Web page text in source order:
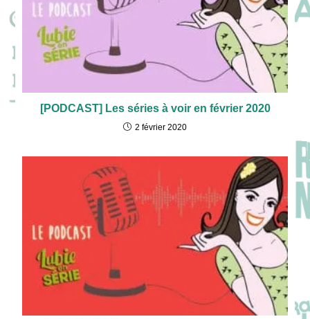
[PODCAST] Les séries à voir en février 2020
2 février 2020